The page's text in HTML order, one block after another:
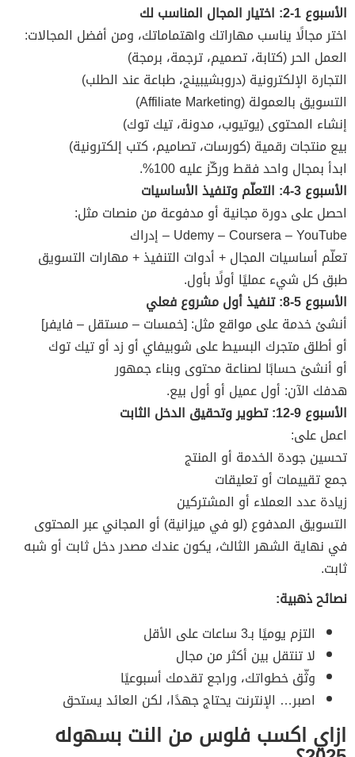
الأسبوع 1-2: اختيار المجال المناسب لك
اختر مجالًا يناسب مهاراتك واهتماماتك، ومن أفضل المجالات:
العمل الحر (كتابة، تصميم، ترجمة، برمجة)
التجارة الإلكترونية (دروبشيبينج، طباعة عند الطلب)
التسويق بالعمولة (Affiliate Marketing)
إنشاء المحتوى (يوتيوب، مدونة، تيك توك)
بيع منتجات رقمية (كورسات، تصاميم، كتب إلكترونية)
ابدأ بمجال واحد فقط وركّز عليه 100%.
الأسبوع 3-4: التعلّم وتنفيذ الأساسيات
احصل على دورة مجانية أو مدفوعة من منصات مثل:
Udemy – Coursera – YouTube – إدراك
تعلّم أساسيات المجال + أدوات التنفيذ + مهارات التسويق
طبق كل شيء عمليًا أولًا بأول.
الأسبوع 5-8: تنفيذ أول مشروع فعلي
أنشئ خدمة على مواقع مثل: [خمسات – مستقل – فايفر]
أو أطلق متجرك البسيط على شوبيفاي أو زد أو تيك توك
أو أنشئ حسابًا لصناعة محتوى وبناء جمهور
هدفك الآن: أول عميل أو أول بيع.
الأسبوع 9-12: تطوير وتحقيق الدخل الثابت
اعمل على:
تحسين جودة الخدمة أو المنتج
جمع تقييمات أو تعليقات
زيادة عدد العملاء أو المشتركين
التسويق المدفوع (لو في ميزانية) أو المجاني عبر المحتوى
في نهاية الشهر الثالث، يكون عندك مصدر دخل ثابت أو شبه
ثابت.
نصائح ذهبية:
التزم يوميًا بـ3 ساعات على الأقل
لا تنتقل بين أكثر من مجال
وثّق خطواتك، وراجع تقدمك أسبوعيًا
اصبر… الإنترنت يحتاج جهدًا، لكن العائد يستحق
ازاي اكسب فلوس من النت بسهوله